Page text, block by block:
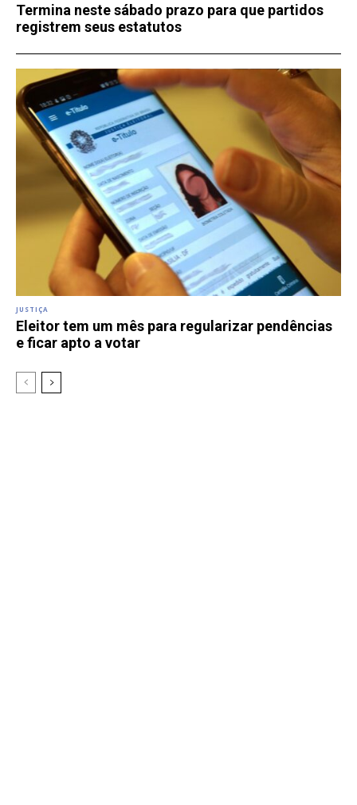
Termina neste sábado prazo para que partidos
registrem seus estatutos
JUSTIÇA
Eleitor tem um mês para regularizar pendências
e ficar apto a votar